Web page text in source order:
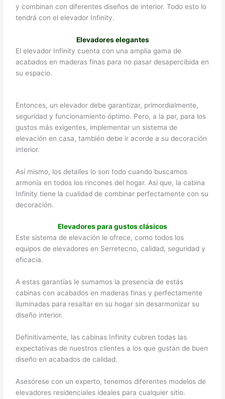
y combinan con diferentes diseños de interior. Todo esto lo
tendrá con el elevador Infinity.
Elevadores elegantes
El elevador Infinity cuenta con una amplia gama de
acabados en maderas finas para no pasar desapercibida en
su espacio.
Entonces, un elevador debe garantizar, primordialmente,
seguridad y funcionamiento óptimo. Pero, a la par, para los
gustos más exigentes, implementar un sistema de
elevación en casa, también debe ir acorde a su decoración
interior.
Así mismo, los detalles lo son todo cuando buscamos
armonía en todos los rincones del hogar. Así que, la cabina
Infinity tiene la cualidad de combinar perfectamente con su
decoración.
Elevadores para gustos clásicos
Este sistema de elevación le ofrece, como todos los
equipos de elevadores en Serretecno, calidad, seguridad y
eficacia.
A estas garantías le sumamos la presencia de estás
cabinas con acabados en maderas finas y perfectamente
iluminadas para resaltar en su hogar sin desarmonizar su
diseño interior.
Definitivamente, las cabinas Infinity cubren todas las
expectativas de nuestros clientes a los que gustan de buen
diseño en acabados de calidad.
Asesórese con un experto, tenemos diferentes modelos de
elevadores residenciales ideales para cualquier sitio.